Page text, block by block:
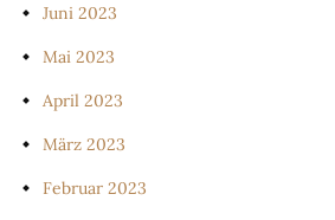
Juni 2023
Mai 2023
April 2023
März 2023
Februar 2023